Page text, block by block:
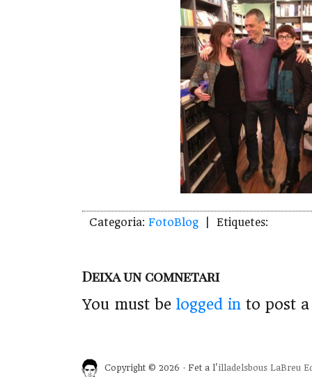
Categoria: FotoBlog | Etiquetes:
Deixa un comnetari
You must be logged in to post
Copyright © 2026 · Fet a l'illadelsbous LaBreu